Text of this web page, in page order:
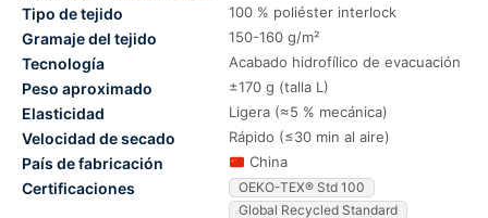
Tipo de tejido 100 % poliéster interlock
Gramaje del tejido 150-160 g/m²
Tecnología Acabado hidrofílico de evacuación
Peso aproximado ±170 g (talla L)
Elasticidad Ligera (≈5 % mecánica)
Velocidad de secado Rápido (≤30 min al aire)
País de fabricación China
Certificaciones
OEKO-TEX® Std 100
Global Recycled Standard